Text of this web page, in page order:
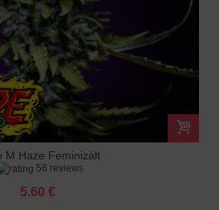
M Haze Feminizált
56 reviews
5.60 €